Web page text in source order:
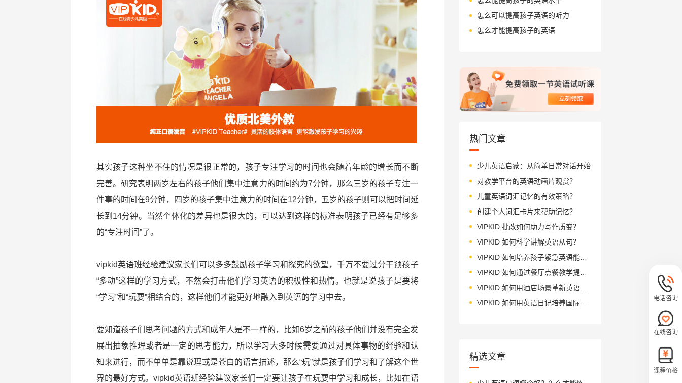
其实孩子这种坐不住的情况是很正常的，孩子专注学习的时间也会随着年龄的增长而不断
完善。研究表明两岁左右的孩子他们集中注意力的时间约为7分钟，那么三岁的孩子专注一
件事的时间在9分钟，四岁的孩子集中注意力的时间在12分钟，五岁的孩子则可以把时间延
长到14分钟。当然个体化的差异也是很大的，可以达到这样的标准表明孩子已经有足够多
的“专注时间”了。
vipkid英语班经验建议家长们可以多多鼓励孩子学习和探究的欲望，千万不要过分干预孩子
“多动”这样的学习方式，不然会打击他们学习英语的积极性和热情。也就是说孩子是要将
“学习”和“玩耍”相结合的，这样他们才能更好地融入到英语的学习中去。
要知道孩子们思考问题的方式和成年人是不一样的，比如6岁之前的孩子他们并没有完全发
展出抽象推理或者是一定的思考能力，所以学习大多时候需要通过对具体事物的经验和认
知来进行，而不单单是靠说理或是苍白的语言描述，那么“玩”就是孩子们学习和了解这个世
界的最好方式。vipkid英语班经验建议家长们一定要让孩子在玩耍中学习和成长，比如在语
怎么可以提高孩子英语的听力
怎么才能提高孩子的英语
热门文章
少儿英语启蒙：从简单日常对话开始
对教学平台的英语动画片观赏？
儿童英语词汇记忆的有效策略？
创建个人词汇卡片来帮助记忆？
VIPKID 批改如何助力写作质变？
VIPKID 如何科学讲解英语从句？
VIPKID 如何培养孩子紧急英语能力？
VIPKID 如何通过餐厅点餐教学提升少儿英语应用能力？
VIPKID 如何用酒店场景革新英语教学？
VIPKID 如何用英语日记培养国际化人才？
精选文章
电话咨询
在线咨询
课程价格